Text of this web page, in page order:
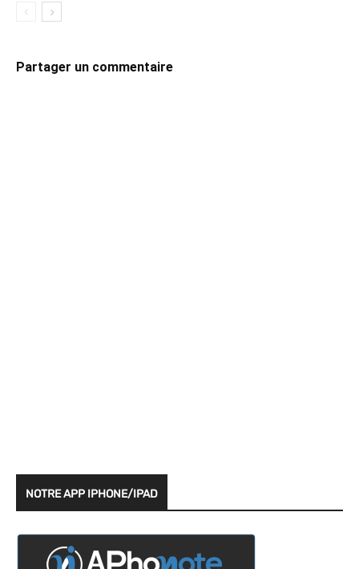
Partager un commentaire
NOTRE APP IPHONE/IPAD